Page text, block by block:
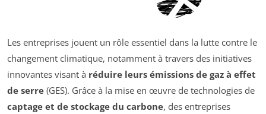
Les entreprises jouent un rôle essentiel dans la lutte contre le
changement climatique, notamment à travers des initiatives
innovantes visant à réduire leurs émissions de gaz à effet
de serre (GES). Grâce à la mise en œuvre de technologies de
captage et de stockage du carbone, des entreprises